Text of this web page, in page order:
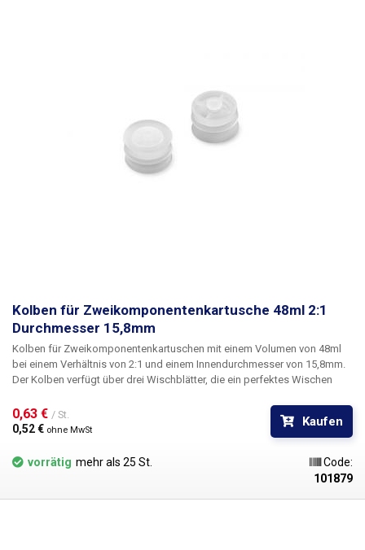
Kolben für Zweikomponentenkartusche 48ml 2:1
Durchmesser 15,8mm
Kolben für Zweikomponentenkartuschen mit einem Volumen von 48ml
bei einem Verhältnis von 2:1 und einem Innendurchmesser von 15,8mm.
Der Kolben verfügt über drei Wischblätter, die ein perfektes Wischen
befindet sich ein durchgehendes Loch, das mit einem Stopfen versehen
ist. Durch den Einbau des Kolbens in die Kartusche wird deren Inhalt
zuverlässig luftdicht verschlossen. Das Kolbenmaterial ist frei von
Chloriden und Silikonen, beständig gegen Laugen und industrielle
Lösungsmittel und eignet sich für eine breite Palette von Flüssigkeiten
Farben, Tinten, Elektrolyte, Epoxidharze, Cyanacrylate, Silikone,
0,63 € / St.
0,52 € ohne MwSt
Kaufen
vorrätig mehr als 25 St.
Code:
101879